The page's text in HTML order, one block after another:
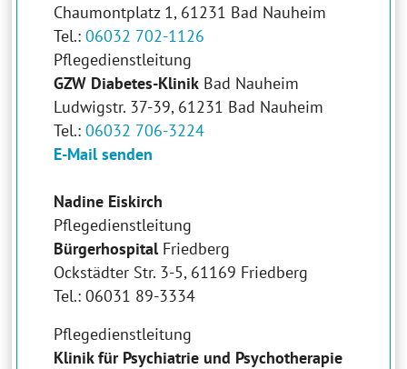
Chaumontplatz 1, 61231 Bad Nauheim
Tel.:06032 702-1126
Pflegedienstleitung
GZW Diabetes-Klinik Bad Nauheim
Ludwigstr. 37-39, 61231 Bad Nauheim
Tel.:06032 706-3224
E-Mail senden
Nadine Eiskirch
Pflegedienstleitung
BürgerhospitalFriedberg
Ockstädter Str. 3-5, 61169 Friedberg
Tel.: 06031 89-3334
Pflegedienstleitung
Klinik für Psychiatrie und Psychotherapie